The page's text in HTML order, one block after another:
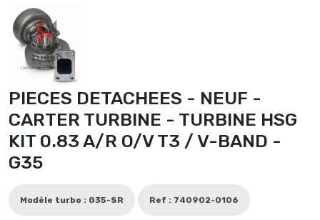
PIECES DETACHEES - NEUF -
CARTER TURBINE - TURBINE HSG
KIT 0.83 A/R O/V T3 / V-BAND -
G35
Modèle turbo : G35-SR Ref : 740902-0106